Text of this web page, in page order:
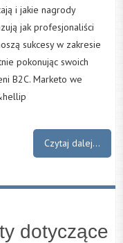
i jakie nagrody
jak profesjonaliści
sukcesy w zakresie
pokonując swoich
B2C. Marketo we
Czytaj dalej...
dotyczące